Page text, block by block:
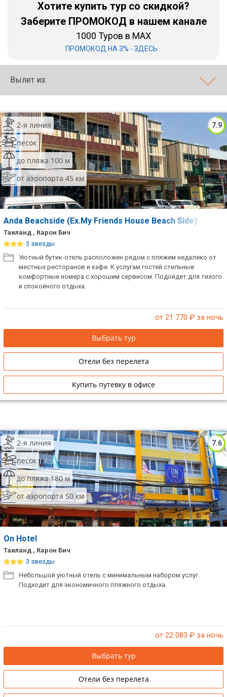
Хотите купить тур со скидкой?
Заберите ПРОМОКОД в нашем канале
1000 Туров в MAX
ПРОМОКОД НА 3% - ЗДЕСЬ
Вылет из:
7.9
2-я линия
песок
до пляжа 100 м
от аэропорта 45 км
Anda Beachside (Ex.My Friends House Beach Side)
Таиланд , Карон Бич
3 звезды
Уютный бутик-отель расположен рядом с пляжем недалеко от
местных ресторанов и кафе. К услугам гостей стильные
комфортные номера с хорошим сервисом. Подойдет для тихого
и спокойного отдыха.
от 21 770 ₽ за ночь
Выбрать тур
Отели без перелета
Купить путевку в офисе
7.6
2-я линия
песок
до пляжа 180 м
от аэропорта 50 км
On Hotel
Таиланд , Карон Бич
3 звезды
Небольшой уютный отель с минимальным набором услуг.
Подходит для экономичного пляжного отдыха.
от 22 083 ₽ за ночь
Выбрать тур
Отели без перелета
Бали
Северный Гоа
Абхазия
Большой Сочи
Кав Мин Воды
Экскурсионные туры
VIP отели 5 звезд
ТОП 10 лучших отелей 5*
ТОП 10 недорогих отелей
Лучшие отели 3* звезды
Сетевые отели Турции
Сетевые отели ОАЭ
Сетевые отели Таиланда
Сетевые отели Шри Ланки
Сетевые отели Вьетнама
Сетевые отели Мальдив
Сетевые отели Бали